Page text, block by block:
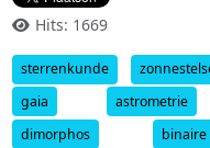
Hits: 1669
sterrenkunde
gaia
astrometrie
dimorphos
binaire